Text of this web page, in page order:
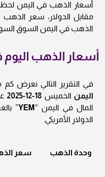
أسعار الذهب في اليمن
مقابل الدولار، سعر الذهب
الذهب في اليمن السوق
أسعار الذهب اليوم
في التقرير التالي نعرض
اليمن الخميس 18-12-2025
المال في اليمن “ YEM
”
الدولار الأمريكي.
وحدة الذهب سعر